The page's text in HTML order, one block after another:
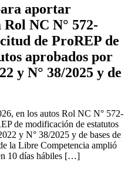
aportar
Rol NC N° 572-
de ProREP de
aprobados por
y N° 38/2025 y de
en los autos Rol NC N° 572-
de modificación de estatutos
y N° 38/2025 y de bases de
la Libre Competencia amplió
10 días hábiles […]